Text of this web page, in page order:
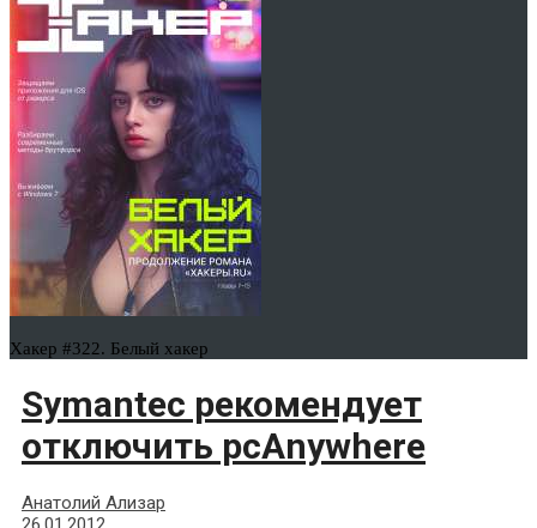
Хакер #322. Белый хакер
Symantec рекомендует
отключить pcAnywhere
Анатолий Ализар